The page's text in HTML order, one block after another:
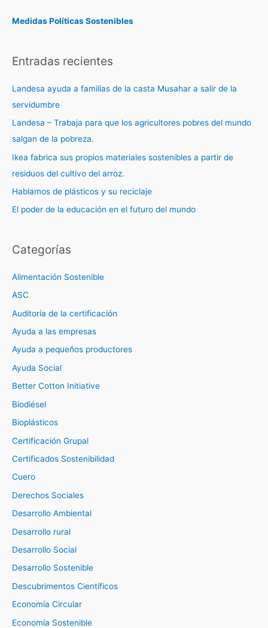
Medidas Políticas Sostenibles
Entradas recientes
Landesa ayuda a familias de la casta Musahar a salir de la
servidumbre
Landesa – Trabaja para que los agricultores pobres del mundo
salgan de la pobreza.
Ikea fabrica sus propios materiales sostenibles a partir de
residuos del cultivo del arroz.
Hablamos de plásticos y su reciclaje
El poder de la educación en el futuro del mundo
Categorías
Alimentación Sostenible
ASC
Auditoría de la certificación
Ayuda a las empresas
Ayuda a pequeños productores
Ayuda Social
Better Cotton Initiative
Biodiésel
Bioplásticos
Certificación Grupal
Certificados Sostenibilidad
Cuero
Derechos Sociales
Desarrollo Ambiental
Desarrollo rural
Desarrollo Social
Desarrollo Sostenible
Descubrimentos Científicos
Economía Circular
Economía Sostenible